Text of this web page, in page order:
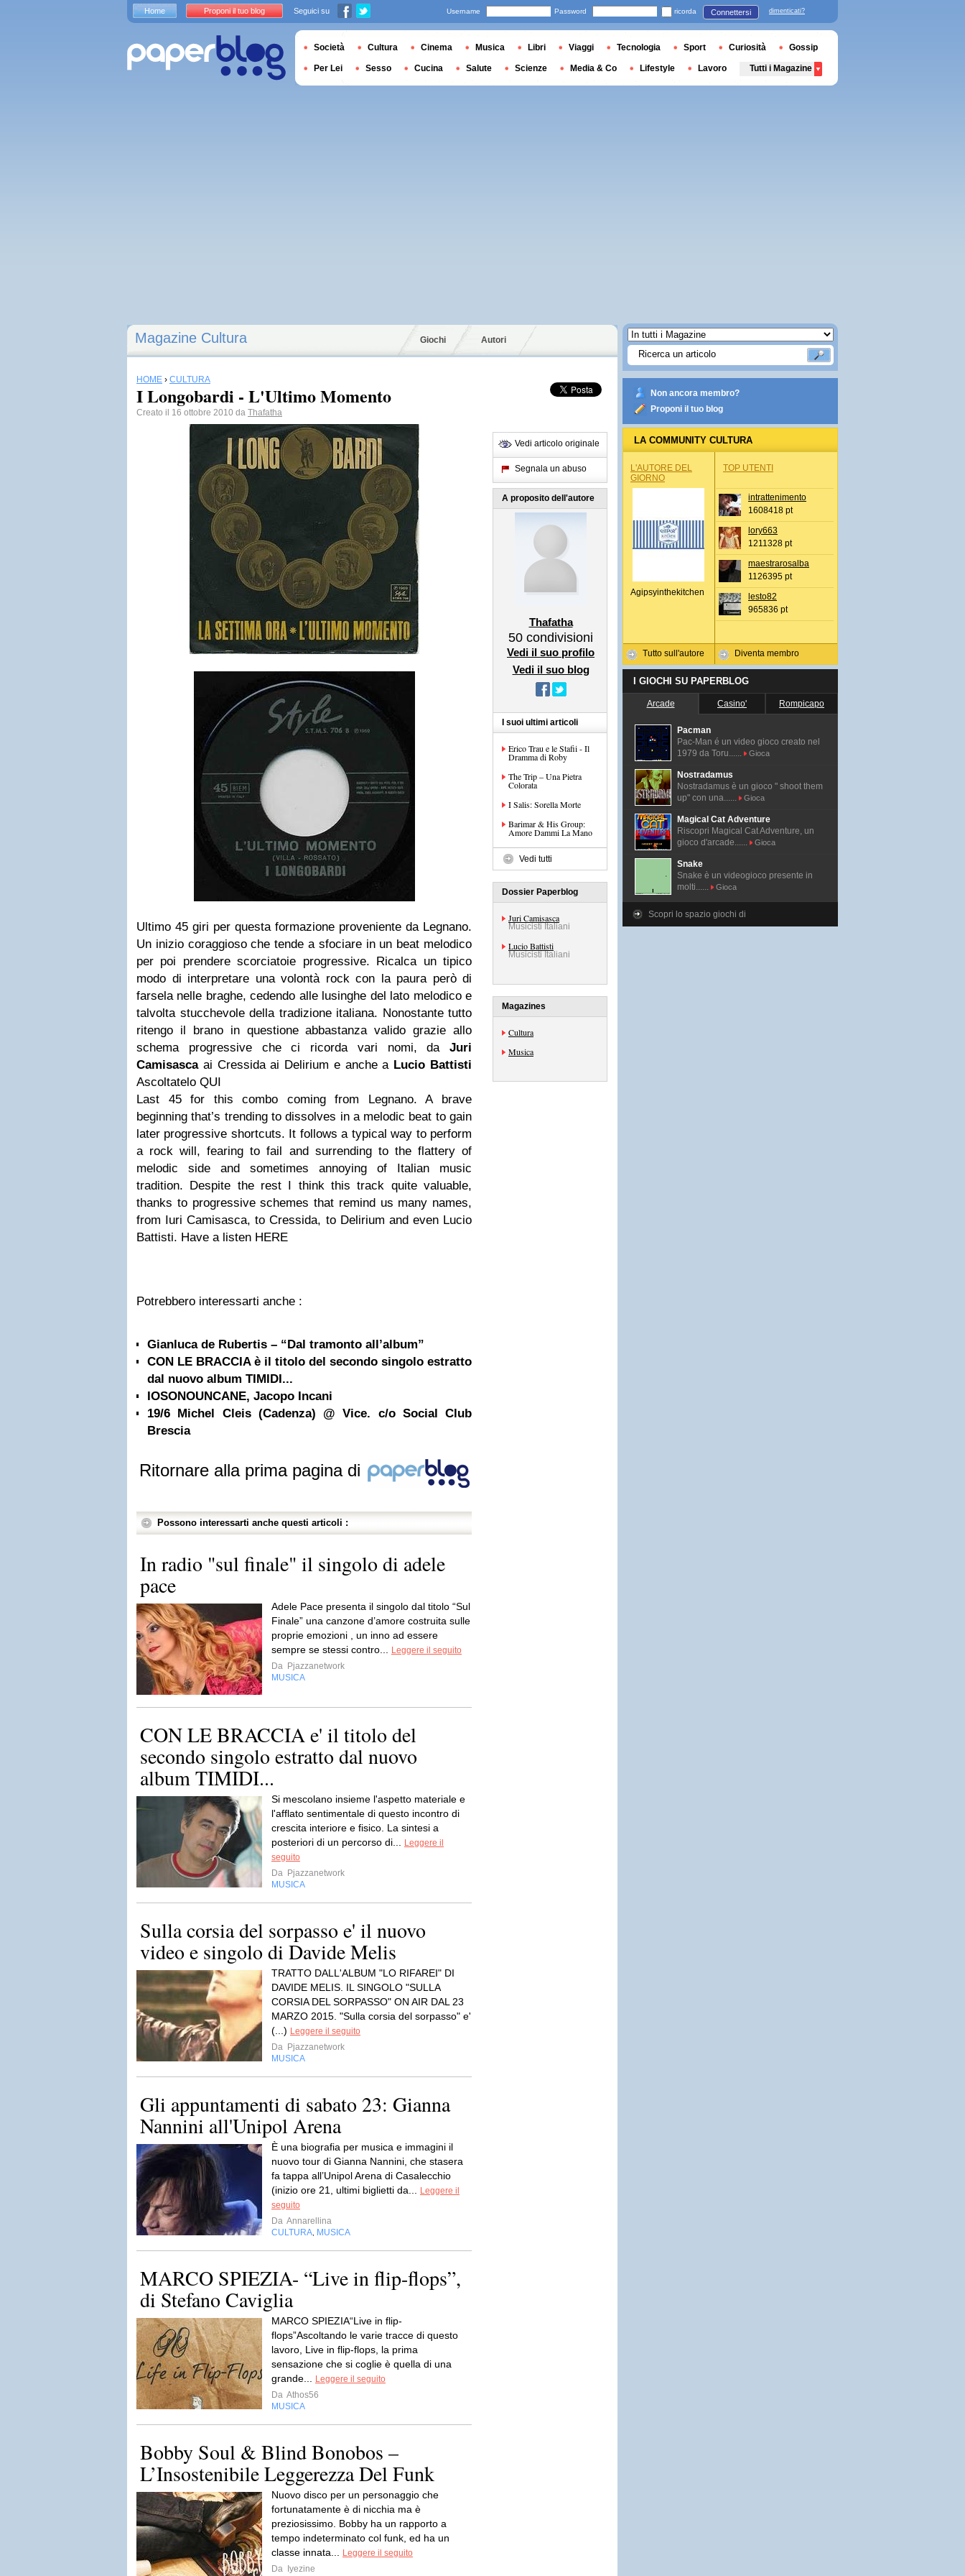
Magazine Cultura Giochi Autori
HOME › CULTURA
I Longobardi - L'Ultimo Momento
Creato il 16 ottobre 2010 da Thafatha
Ultimo 45 giri per questa formazione proveniente da Legnano.
Un inizio coraggioso che tende a sfociare in un beat melodico
per poi prendere scorciatoie progressive. Ricalca un tipico
modo di interpretare una volontà rock con la paura però di
farsela nelle braghe, cedendo alle lusinghe del lato melodico e
talvolta stucchevole della tradizione italiana. Nonostante tutto
ritengo il brano in questione abbastanza valido grazie allo
schema progressive che ci ricorda vari nomi, da Juri
Camisascaai Cressida ai Delirium e anche a Lucio Battisti
Ascoltatelo QUI
Last 45 for this combo coming from Legnano. A brave
beginning that’s trending to dissolves in a melodic beat to gain
later progressive shortcuts. It follows a typical way to perform
a rock will, fearing to fail and surrending to the flattery of
melodic side and sometimes annoying of Italian music
tradition. Despite the rest I think this track quite valuable,
thanks to progressive schemes that remind us many names,
from Iuri Camisasca, to Cressida, to Delirium and even Lucio
Battisti. Have a listen HERE
Potrebbero interessarti anche :
Gianluca de Rubertis – “Dal tramonto all’album”
CON LE BRACCIA è il titolo del secondo singolo estratto
dal nuovo album TIMIDI...
IOSONOUNCANE, Jacopo Incani
19/6 Michel Cleis (Cadenza) @ Vice. c/o Social Club
Brescia
Ritornare alla prima pagina di
Possono interessarti anche questi articoli :
In radio "sul finale" il singolo di adele
pace
Adele Pace presenta il singolo dal titolo “Sul
Finale” una canzone d’amore costruita sulle
proprie emozioni , un inno ad essere
sempre se stessi contro...
Leggere il seguito
Da Pjazzanetwork
MUSICA
CON LE BRACCIA e' il titolo del
secondo singolo estratto dal nuovo
album TIMIDI...
Si mescolano insieme l'aspetto materiale e
l'afflato sentimentale di questo incontro di
crescita interiore e fisico. La sintesi a
posteriori di un percorso di...
Leggere il
seguito
Da Pjazzanetwork
MUSICA
Sulla corsia del sorpasso e' il nuovo
video e singolo di Davide Melis
TRATTO DALL'ALBUM "LO RIFAREI" DI
DAVIDE MELIS. IL SINGOLO "SULLA
CORSIA DEL SORPASSO" ON AIR DAL 23
MARZO 2015. "Sulla corsia del sorpasso" e'
(...) Leggere il seguito
Da Pjazzanetwork
MUSICA
Gli appuntamenti di sabato 23: Gianna
Nannini all'Unipol Arena
È una biografia per musica e immagini il
nuovo tour di Gianna Nannini, che stasera
fa tappa all’Unipol Arena di Casalecchio
(inizio ore 21, ultimi biglietti da...
Leggere il
seguito
Da Annarellina
CULTURA MUSICA
MARCO SPIEZIA- “Live in flip-flops”,
di Stefano Caviglia
MARCO SPIEZIA“Live in flip-
flops”Ascoltando le varie tracce di questo
lavoro, Live in flip-flops, la prima
sensazione che si coglie è quella di una
grande...
Leggere il seguito
Da Athos56
MUSICA
Bobby Soul & Blind Bonobos –
L’Insostenibile Leggerezza Del Funk
Nuovo disco per un personaggio che
fortunatamente è di nicchia ma è
preziosissimo. Bobby ha un rapporto a
tempo indeterminato col funk, ed ha un
classe innata...
Leggere il seguito
Da
Iyezine
Vedi articolo originale
Segnala un abuso
A proposito dell'autore
Thafatha
50 condivisioni
Vedi il suo profilo
Vedi il suo blog
I suoi ultimi articoli
Erico Trau e le Stafii - Il
Dramma di Roby
The Trip – Una Pietra
Colorata
I Salis: Sorella Morte
Barimar & His Group:
Amore Dammi La Mano
Vedi tutti
Dossier Paperblog
Juri Camisasca
Musicisti Italiani
Lucio Battisti
Musicisti Italiani
Magazines
Cultura
Musica
Non ancora membro?
Proponi il tuo blog
LA COMMUNITY CULTURA
L'AUTORE DEL
GIORNO
Agipsyinthekitchen
Tutto sull'autore
TOP UTENTI
intrattenimento
1608418 pt
lory663
1211328 pt
maestrarosalba
1126395 pt
lesto82
965836 pt
Diventa membro
I GIOCHI SU PAPERBLOG
Arcade Casino' Rompicapo
Pacman
Pac-Man é un video gioco creato nel
1979 da Toru......
Gioca
Nostradamus
Nostradamus è un gioco " shoot them
up" con una......
Gioca
Magical Cat Adventure
Riscopri Magical Cat Adventure, un
gioco d'arcade......
Gioca
Snake
Snake è un videogioco presente in
molti......
Gioca
Scopri lo spazio giochi di
Home Proponi il tuo blog Seguici su Username Password ricorda Connettersi dimenticati?
Società Cultura Cinema Musica Libri Viaggi Tecnologia Sport Curiosità Gossip
Per Lei Sesso Cucina Salute Scienze Media & Co Lifestyle Lavoro Tutti i Magazine